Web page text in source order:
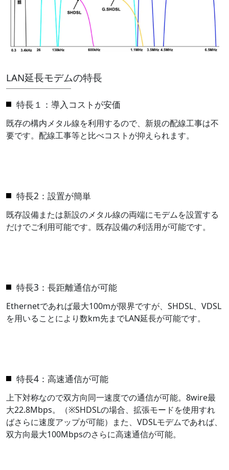
LAN延長モデムの特長
特長１：導入コストが安価
既存の構内メタル線を利用するので、新規の配線工事は不
要です。配線工事等と比べコストが抑えられます。
特長2：設置が簡単
既存設備または新設のメタル線の両端にモデムを設置する
だけでご利用可能です。既存設備の利活用が可能です。
特長3：長距離通信が可能
Ethernetであれば最大100mが限界ですが、SHDSL、VDSL
を用いることにより数km先までLAN延長が可能です。
特長4：高速通信が可能
上下対称なので双方向同一速度での通信が可能。8wire最
大22.8Mbps。（※SHDSLの場合、拡張モードを使用すれ
ばさらに速度アップが可能）また、VDSLモデムであれば、
双方向最大100Mbpsのさらに高速通信が可能。